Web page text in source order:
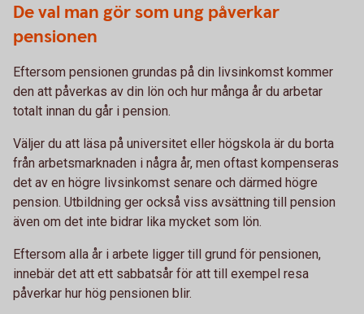
De val man gör som ung påverkar
pensionen
Eftersom pensionen grundas på din livsinkomst kommer
den att påverkas av din lön och hur många år du arbetar
totalt innan du går i pension.
Väljer du att läsa på universitet eller högskola är du borta
från arbetsmarknaden i några år, men oftast kompenseras
det av en högre livsinkomst senare och därmed högre
pension. Utbildning ger också viss avsättning till pension
även om det inte bidrar lika mycket som lön.
Eftersom alla år i arbete ligger till grund för pensionen,
innebär det att ett sabbatsår för att till exempel resa
påverkar hur hög pensionen blir.